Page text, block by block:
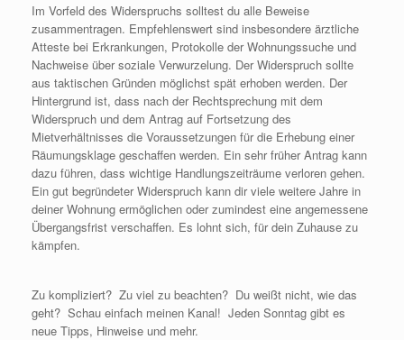
Im Vorfeld des Widerspruchs solltest du alle Beweise
zusammentragen. Empfehlenswert sind insbesondere ärztliche
Atteste bei Erkrankungen, Protokolle der Wohnungssuche und
Nachweise über soziale Verwurzelung. Der Widerspruch sollte
aus taktischen Gründen möglichst spät erhoben werden. Der
Hintergrund ist, dass nach der Rechtsprechung mit dem
Widerspruch und dem Antrag auf Fortsetzung des
Mietverhältnisses die Voraussetzungen für die Erhebung einer
Räumungsklage geschaffen werden. Ein sehr früher Antrag kann
dazu führen, dass wichtige Handlungszeiträume verloren gehen.
Ein gut begründeter Widerspruch kann dir viele weitere Jahre in
deiner Wohnung ermöglichen oder zumindest eine angemessene
Übergangsfrist verschaffen. Es lohnt sich, für dein Zuhause zu
kämpfen.
Zu kompliziert? Zu viel zu beachten? Du weißt nicht, wie das
geht? Schau einfach meinen Kanal! Jeden Sonntag gibt es
neue Tipps, Hinweise und mehr.